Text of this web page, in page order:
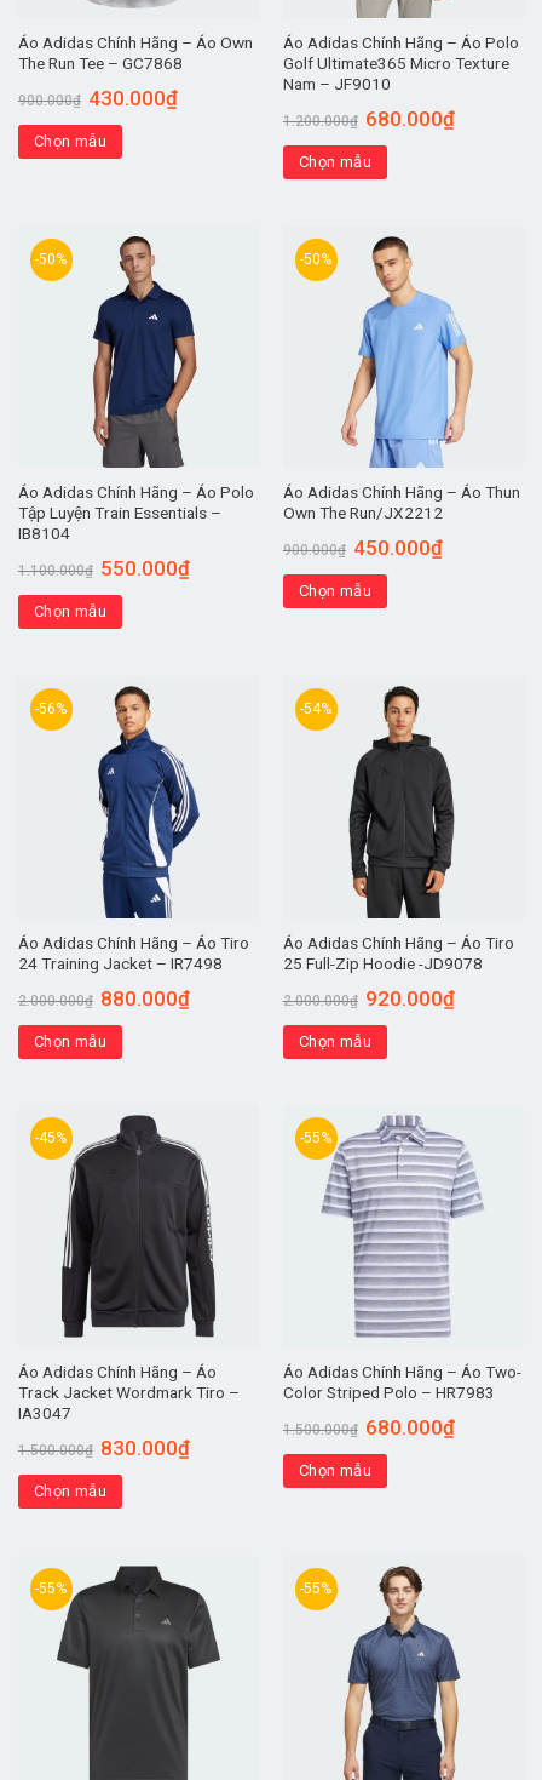
Áo Adidas Chính Hãng – Áo Own
The Run Tee – GC7868
900.000₫ 430.000₫
Chọn mẫu
Áo Adidas Chính Hãng – Áo Polo
Golf Ultimate365 Micro Texture
Nam – JF9010
1.200.000₫ 680.000₫
Chọn mẫu
-50%
Áo Adidas Chính Hãng – Áo Polo
Tập Luyện Train Essentials –
IB8104
1.100.000₫ 550.000₫
Chọn mẫu
-50%
Áo Adidas Chính Hãng – Áo Thun
Own The Run/JX2212
900.000₫ 450.000₫
Chọn mẫu
-56%
Áo Adidas Chính Hãng – Áo Tiro
24 Training Jacket – IR7498
2.000.000₫ 880.000₫
Chọn mẫu
-54%
Áo Adidas Chính Hãng – Áo Tiro
25 Full-Zip Hoodie -JD9078
2.000.000₫ 920.000₫
Chọn mẫu
-45%
Áo Adidas Chính Hãng – Áo
Track Jacket Wordmark Tiro –
IA3047
1.500.000₫ 830.000₫
Chọn mẫu
-55%
Áo Adidas Chính Hãng – Áo Two-
Color Striped Polo – HR7983
1.500.000₫ 680.000₫
Chọn mẫu
-55% -55%